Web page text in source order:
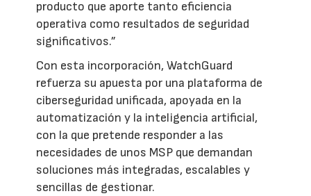
producto que aporte tanto eficiencia
operativa como resultados de seguridad
significativos.”
Con esta incorporación, WatchGuard
refuerza su apuesta por una plataforma de
ciberseguridad unificada, apoyada en la
automatización y la inteligencia artificial,
con la que pretende responder a las
necesidades de unos MSP que demandan
soluciones más integradas, escalables y
sencillas de gestionar.